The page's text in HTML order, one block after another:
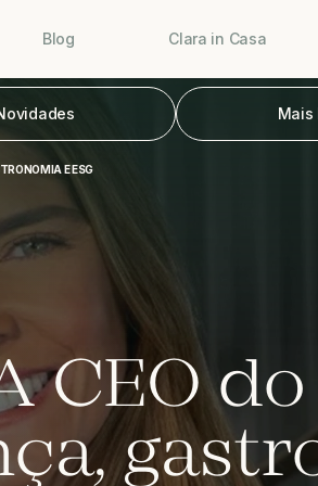
Blog Clara in Casa
Mais
E ESG
CEO